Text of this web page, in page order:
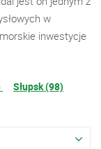
w
inwestycje
Słupsk (98)